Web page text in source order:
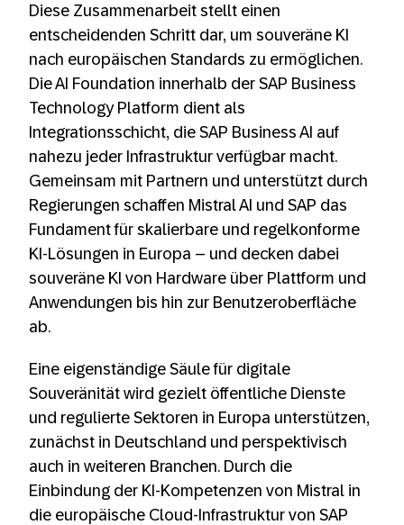
Diese Zusammenarbeit stellt einen
entscheidenden Schritt dar, um souveräne KI
nach europäischen Standards zu ermöglichen.
Die AI Foundation innerhalb der SAP Business
Technology Platform dient als
Integrationsschicht, die SAP Business AI auf
nahezu jeder Infrastruktur verfügbar macht.
Gemeinsam mit Partnern und unterstützt durch
Regierungen schaffen Mistral AI und SAP das
Fundament für skalierbare und regelkonforme
KI-Lösungen in Europa – und decken dabei
souveräne KI von Hardware über Plattform und
Anwendungen bis hin zur Benutzeroberfläche
ab.
Eine eigenständige Säule für digitale
Souveränität wird gezielt öffentliche Dienste
und regulierte Sektoren in Europa unterstützen,
zunächst in Deutschland und perspektivisch
auch in weiteren Branchen. Durch die
Einbindung der KI-Kompetenzen von Mistral in
die europäische Cloud-Infrastruktur von SAP